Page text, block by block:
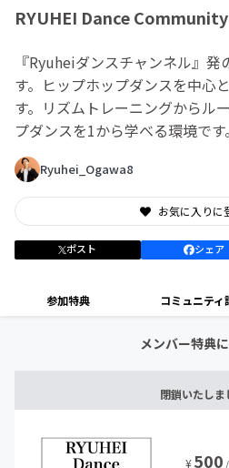
RYUHEI Dance Community
『Ryuheiダンスチャンネル』
す。ヒップホップダンスを中心
す。リズムトレーニングからル
プダンスを1から学べる環境です。
Ryuhei_Ogawa8
お気に入りに
ポスト シェア
参加特典 コミュニティ
メンバー特典
閉鎖いたしま
¥500